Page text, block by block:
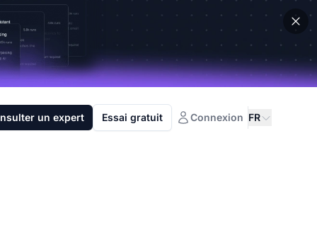
un expert Essai gratuit Connexion FR